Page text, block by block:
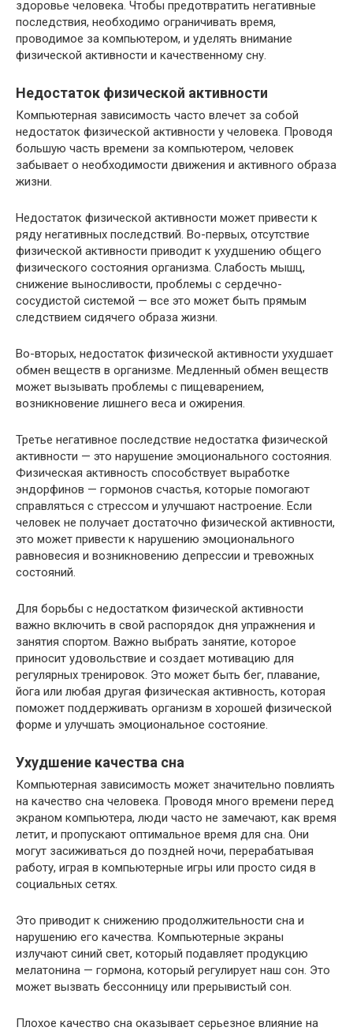
здоровье человека. Чтобы предотвратить негативные
последствия, необходимо ограничивать время,
проводимое за компьютером, и уделять внимание
физической активности и качественному сну.
Недостаток физической активности
Компьютерная зависимость часто влечет за собой
недостаток физической активности у человека. Проводя
большую часть времени за компьютером, человек
забывает о необходимости движения и активного образа
жизни.
Недостаток физической активности может привести к
ряду негативных последствий. Во-первых, отсутствие
физической активности приводит к ухудшению общего
физического состояния организма. Слабость мышц,
снижение выносливости, проблемы с сердечно-
сосудистой системой — все это может быть прямым
следствием сидячего образа жизни.
Во-вторых, недостаток физической активности ухудшает
обмен веществ в организме. Медленный обмен веществ
может вызывать проблемы с пищеварением,
возникновение лишнего веса и ожирения.
Третье негативное последствие недостатка физической
активности — это нарушение эмоционального состояния.
Физическая активность способствует выработке
эндорфинов — гормонов счастья, которые помогают
справляться с стрессом и улучшают настроение. Если
человек не получает достаточно физической активности,
это может привести к нарушению эмоционального
равновесия и возникновению депрессии и тревожных
состояний.
Для борьбы с недостатком физической активности
важно включить в свой распорядок дня упражнения и
занятия спортом. Важно выбрать занятие, которое
приносит удовольствие и создает мотивацию для
регулярных тренировок. Это может быть бег, плавание,
йога или любая другая физическая активность, которая
поможет поддерживать организм в хорошей физической
форме и улучшать эмоциональное состояние.
Ухудшение качества сна
Компьютерная зависимость может значительно повлиять
на качество сна человека. Проводя много времени перед
экраном компьютера, люди часто не замечают, как время
летит, и пропускают оптимальное время для сна. Они
могут засиживаться до поздней ночи, перерабатывая
работу, играя в компьютерные игры или просто сидя в
социальных сетях.
Это приводит к снижению продолжительности сна и
нарушению его качества. Компьютерные экраны
излучают синий свет, который подавляет продукцию
мелатонина — гормона, который регулирует наш сон. Это
может вызвать бессонницу или прерывистый сон.
Плохое качество сна оказывает серьезное влияние на